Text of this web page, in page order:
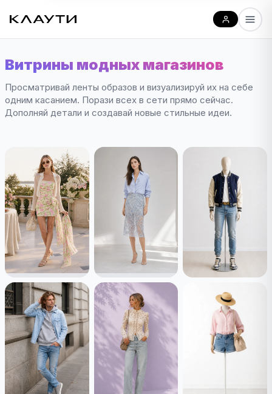
Витрины модных магазинов
Просматривай ленты образов и визуализируй их на себе
одним касанием. Порази всех в сети прямо сейчас.
Дополняй детали и создавай новые стильные идеи.